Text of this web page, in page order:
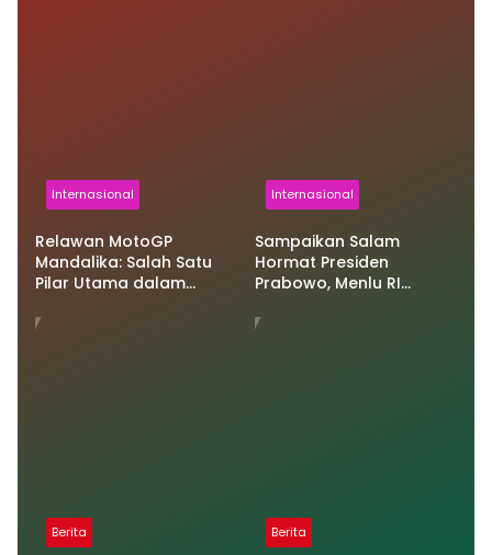
Internasional
Relawan MotoGP
Mandalika: Salah Satu
Pilar Utama dalam
Grand Prix of Indonesia
Internasional
Sampaikan Salam
Hormat Presiden
Prabowo, Menlu RI
Indonesia untuk Qatar
Berita Berita